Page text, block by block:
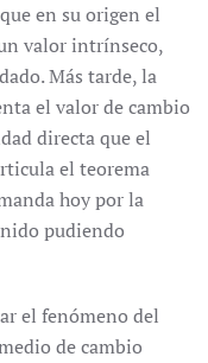
en su origen el
valor intrínseco,
Más tarde, la
el valor de cambio
directa que el
el teorema
hoy por la
pudiendo
el fenómeno del
de cambio